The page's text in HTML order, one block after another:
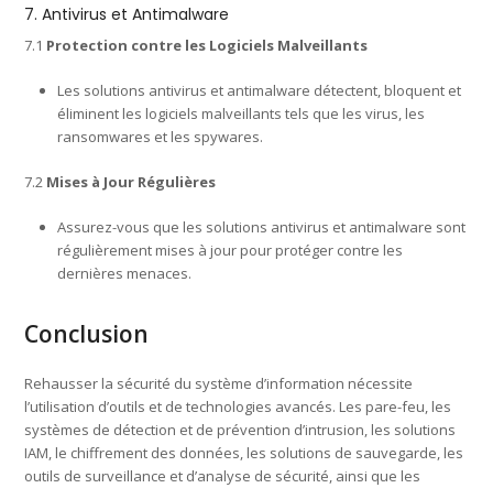
7. Antivirus et Antimalware
7.1 Protection contre les Logiciels Malveillants
Les solutions antivirus et antimalware détectent, bloquent et
éliminent les logiciels malveillants tels que les virus, les
ransomwares et les spywares.
7.2 Mises à Jour Régulières
Assurez-vous que les solutions antivirus et antimalware sont
régulièrement mises à jour pour protéger contre les
dernières menaces.
Conclusion
Rehausser la sécurité du système d’information nécessite
l’utilisation d’outils et de technologies avancés. Les pare-feu, les
systèmes de détection et de prévention d’intrusion, les solutions
IAM, le chiffrement des données, les solutions de sauvegarde, les
outils de surveillance et d’analyse de sécurité, ainsi que les